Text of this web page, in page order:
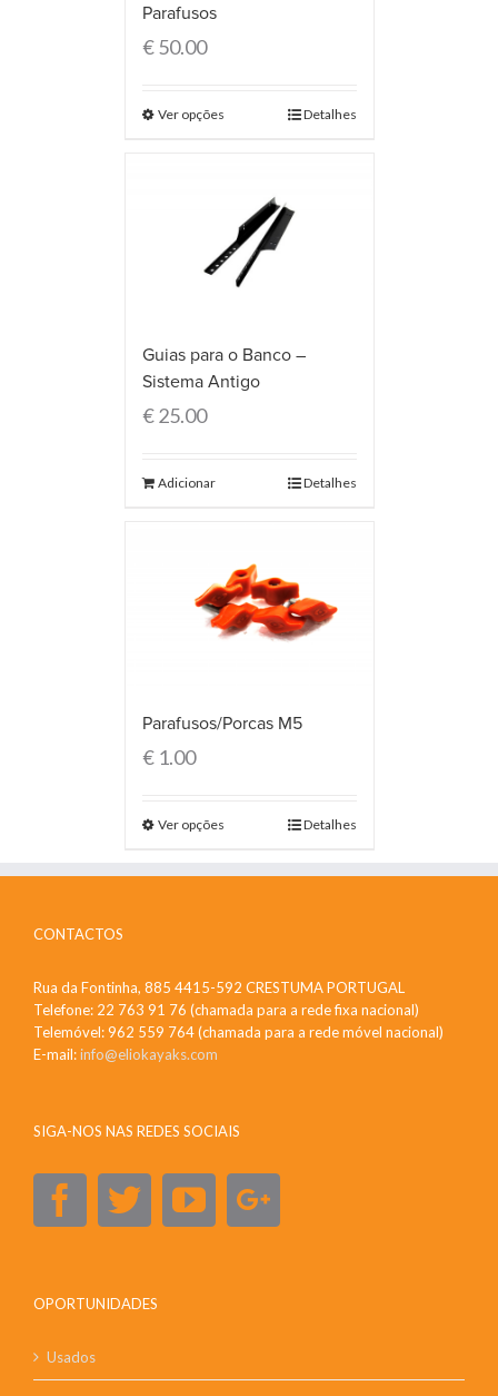
Parafusos
€50.00
Ver opções Detalhes
Guias para o Banco –
Sistema Antigo
€25.00
Adicionar Detalhes
Parafusos/Porcas M5
€1.00
Ver opções Detalhes
CONTACTOS
Rua da Fontinha, 885 4415-592 CRESTUMA PORTUGAL
Telefone: 22 763 91 76 (chamada para a rede fixa nacional)
Telemóvel: 962 559 764 (chamada para a rede móvel nacional)
E-mail:info@eliokayaks.com
SIGA-NOS NAS REDES SOCIAIS
OPORTUNIDADES
Usados